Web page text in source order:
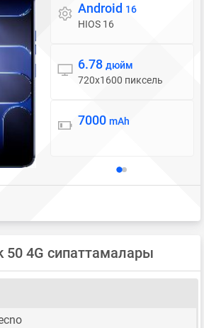
Операциялық жүйе
Android 16
HIOS 16
Дисплей
6.78 дюйм
720x1600 пиксель
Батарея
7000 mAh
50 4G сипаттамалары